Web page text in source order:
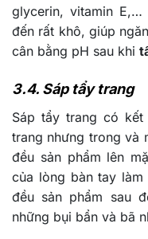
glycerin, vitamin
đến rất khô, giúp
cân bằng pH sau khi
3.4. Sáp tẩy trang
Sáp tẩy trang có
trang nhưng trong và
đều sản phẩm lên
của lòng bàn tay
đều sản phẩm sau
những bụi bẩn và bã